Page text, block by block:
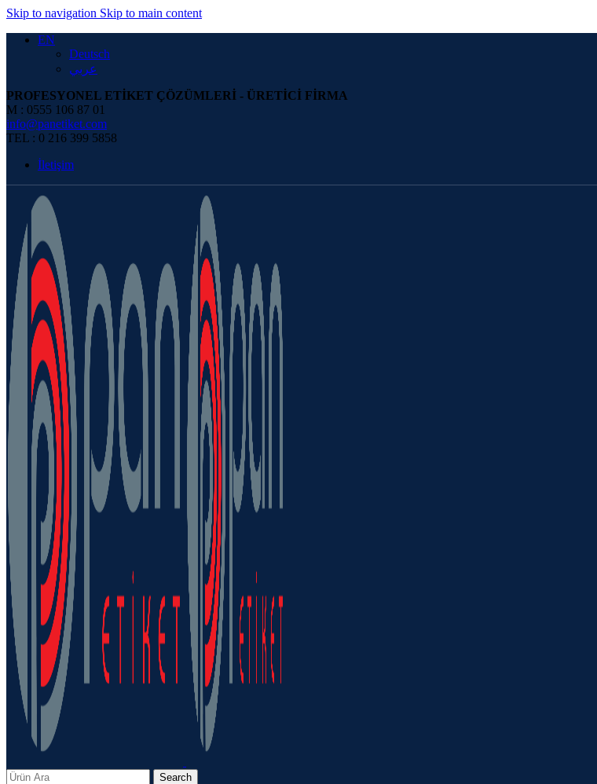
Skip to navigation Skip to main content
EN
Deutsch
عربي
PROFESYONEL ETİKET ÇÖZÜMLERİ - ÜRETİCİ FİRMA
M : 0555 106 87 01
info@panetiket.com
TEL : 0 216 399 5858
İletişim
Search